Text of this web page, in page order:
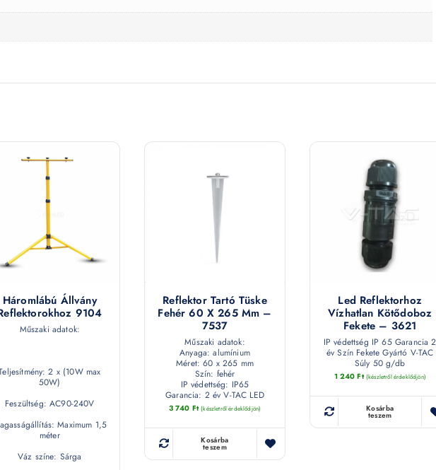
Háromlábú Állvány
9104
Műszaki adatok:
2 x (10W max
50W)
Feszültség: AC90-240V
Maximum 1,5
méter
Váz színe: Sárga
Reflektor Tartó Tüske
Fehér 60 X 265 Mm –
7537
Műszaki adatok:
Anyaga: alumínium
Méret: 60 x 265 mm
Szín: fehér
IP védettség: IP65
Garancia: 2 év V-TAC LED
3 740 Ft (készletről érdeklődjön)
Kosárba
teszem
Led Reflektorhoz
Vízhatlan Kötődoboz
Fekete – 3621
IP védettség IP 65 Garancia 2
év Szín Fekete Gyártó V-TAC
Súly 50 g/db
1 240Ft (készletről érdeklődjön)
Kosárba
teszem